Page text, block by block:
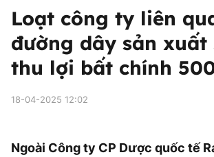
Loạt công ty liên
đường dây sản xuất
thu lợi bất chính
18-04-2025 12:02
Ngoài Công ty CP Dược quốc tế